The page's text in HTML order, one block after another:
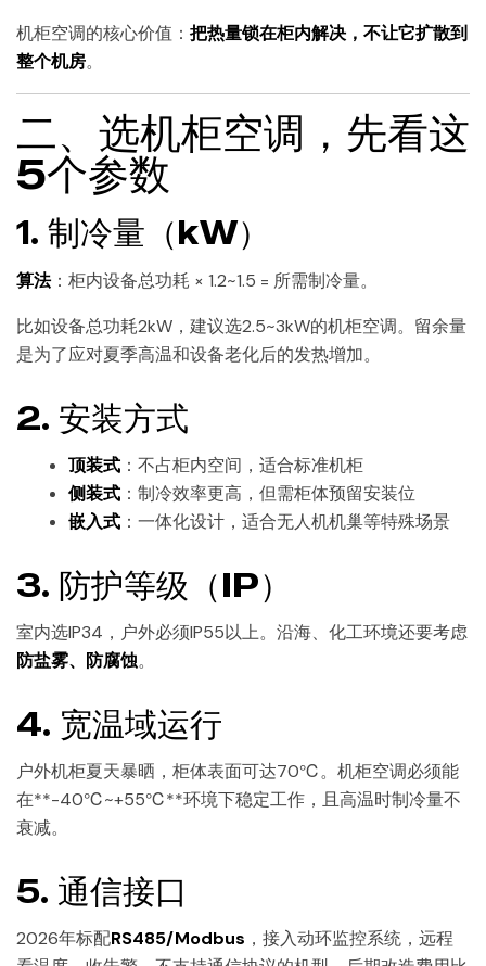
机柜空调的核心价值： 把热量锁在柜内解决，不让它扩散到
整个机房。
二、选机柜空调，先看这
5个参数
1. 制冷量（kW）
算法：柜内设备总功耗 × 1.2~1.5 = 所需制冷量。
比如设备总功耗2kW，建议选2.5~3kW的机柜空调。留余量
是为了应对夏季高温和设备老化后的发热增加。
2. 安装方式
顶装式 ：不占柜内空间，适合标准机柜
侧装式 ：制冷效率更高，但需柜体预留安装位
嵌入式 ：一体化设计，适合无人机机巢等特殊场景
3. 防护等级（IP）
室内选IP34，户外必须IP55以上。沿海、化工环境还要考虑
防盐雾、防腐蚀。
4. 宽温域运行
户外机柜夏天暴晒，柜体表面可达70℃。机柜空调必须能
在**-40℃~+55℃**环境下稳定工作，且高温时制冷量不
衰减。
5. 通信接口
2026年标配RS485/Modbus ，接入动环监控系统，远程